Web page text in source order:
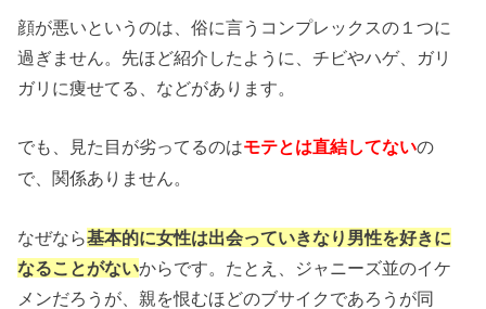
顔が悪いというのは、俗に言うコンプレックスの１つに
過ぎません。先ほど紹介したように、チビやハゲ、ガリ
ガリに痩せてる、などがあります。
でも、見た目が劣ってるのはモテとは直結してないの
で、関係ありません。
なぜなら基本的に女性は出会っていきなり男性を好きに
なることがないからです。たとえ、ジャニーズ並のイケ
メンだろうが、親を恨むほどのブサイクであろうが同